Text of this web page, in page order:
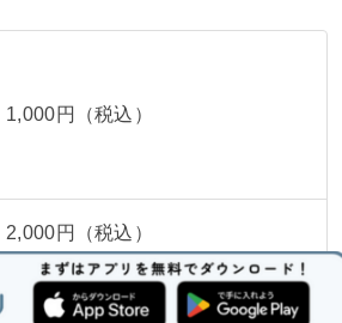
1,000円（税込）
2,000円（税込）
3,000円（税込）